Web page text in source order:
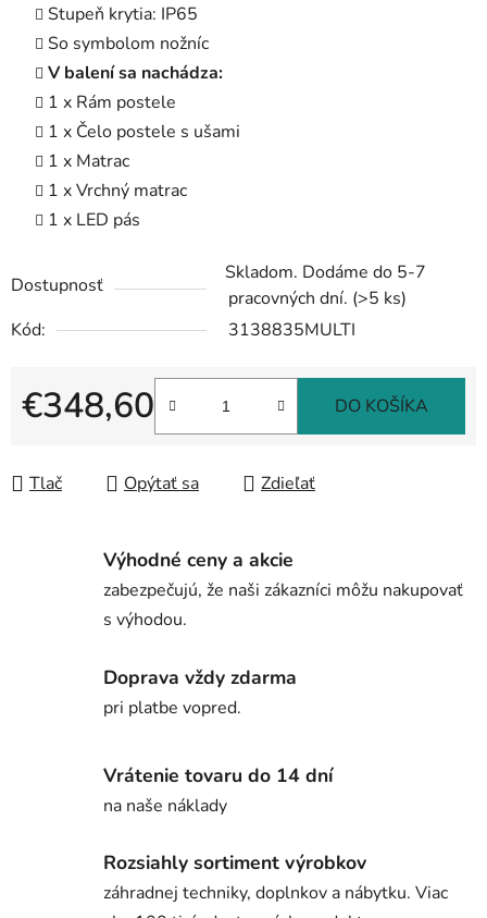
Stupeň krytia: IP65
So symbolom nožníc
V balení sa nachádza:
1 x Rám postele
1 x Čelo postele s ušami
1 x Matrac
1 x Vrchný matrac
1 x LED pás
Dostupnosť
Skladom. Dodáme do 5-7
pracovných dní. (>5 ks)
Kód:
3138835MULTI
€348,60 DO KOŠÍKA
Tlač Opýtať sa Zdieľať
Výhodné ceny a akcie
zabezpečujú, že naši zákazníci môžu nakupovať
s výhodou.
Doprava vždy zdarma
pri platbe vopred.
Vrátenie tovaru do 14 dní
na naše náklady
Rozsiahly sortiment výrobkov
záhradnej techniky, doplnkov a nábytku. Viac